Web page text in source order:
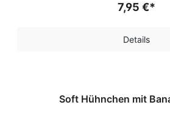
7,95 €*
Details